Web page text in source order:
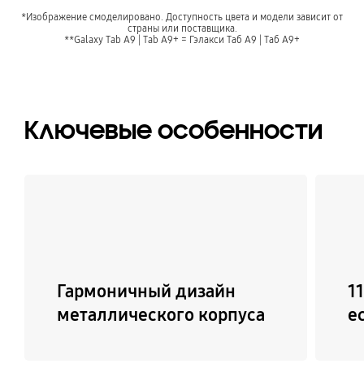
*Изображение смоделировано. Доступность цвета и модели зависит от
страны или поставщика.
**Galaxy Tab A9 | Tab A9+ = Гэлакси Таб А9 | Таб A9+
Ключевые особенности
Гармоничный дизайн
металлического корпуса